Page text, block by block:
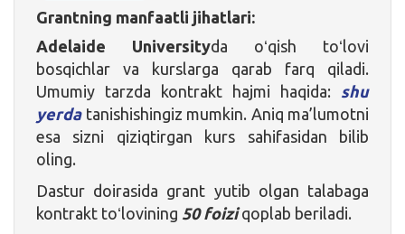
Grantning manfaatli jihatlari:
Adelaide Universityda oʻqish toʻlovi
bosqichlar va kurslarga qarab farq qiladi.
Umumiy tarzda kontrakt hajmi haqida: shu
yerdatanishishingiz mumkin. Aniq ma’lumotni
esa sizni qiziqtirgan kurs sahifasidan bilib
oling.
Dastur doirasida grant yutib olgan talabaga
kontrakt toʻlovining 50 foiziqoplab beriladi.